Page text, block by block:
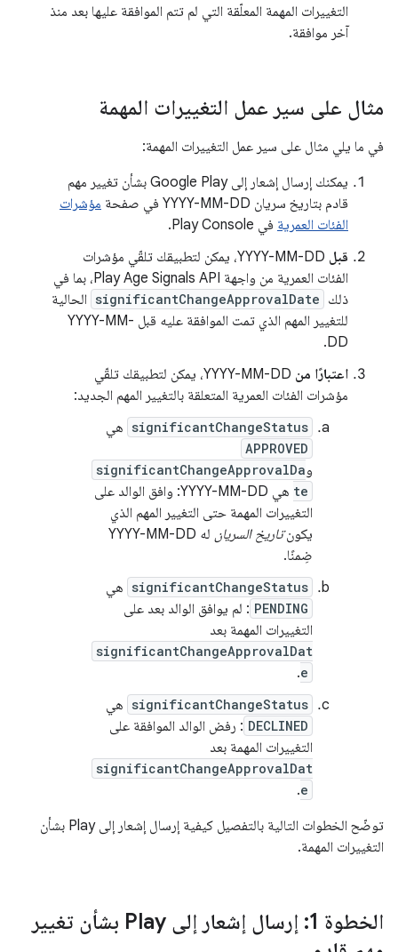
التغييرات المهمة المعلّقة التي لم تتم الموافقة عليها بعد منذ
آخر موافقة.
مثال على سير عمل التغييرات المهمة
في ما يلي مثال على سير عمل التغييرات المهمة:
يمكنك إرسال إشعار إلى Google Play بشأن تغيير مهم
قادم بتاريخ سريان ‎YYYY-MM-DD في صفحة
مؤشرات
الفئات العمرية في Play Console.
قبل
‎YYYY-MM-DD، يمكن لتطبيقك تلقّي مؤشرات
الفئات العمرية من واجهة Play Age Signals API، بما في
ذلك significantChangeApprovalDate الحالية
للتغيير المهم الذي تمت الموافقة عليه قبل ‎YYYY-MM-
DD.
اعتبارًا من
‎YYYY-MM-DD، يمكن لتطبيقك تلقّي
مؤشرات الفئات العمرية المتعلقة بالتغيير المهم الجديد:
significantChangeStatus هي
APPROVED
وsignificantChangeApprovalDa
te
هي ‎YYYY-MM-DD: وافق الوالد على
التغييرات المهمة حتى التغيير المهم الذي
يكونتاريخ السريان
له ‎YYYY-MM-DD
ضِمنًا.
significantChangeStatus هي
PENDING : لم يوافق الوالد بعد على
التغييرات المهمة بعد
significantChangeApprovalDat
e
.
significantChangeStatus هي
DECLINED : رفض الوالد الموافقة على
التغييرات المهمة بعد
significantChangeApprovalDat
e
.
توضّح الخطوات التالية بالتفصيل كيفية إرسال إشعار إلى Play بشأن
التغييرات المهمة.
الخطوة 1: إرسال إشعار إلى Play بشأن تغيير